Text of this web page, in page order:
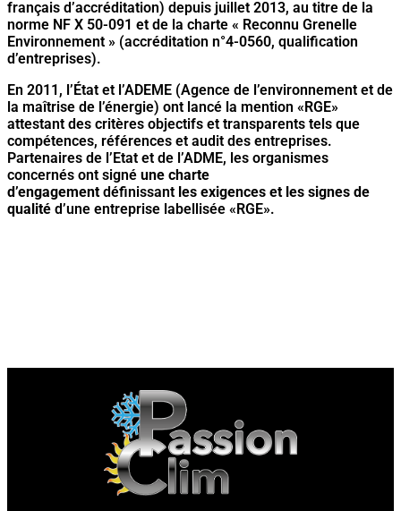
français d’accréditation) depuis juillet 2013, au titre de la
norme NF X 50-091 et de la charte « Reconnu Grenelle
Environnement » (accréditation n°4-0560, qualification
d’entreprises).
En 2011, l’État et l’ADEME (Agence de l’environnement et de
la maîtrise de l’énergie) ont lancé la mention «RGE»
attestant des critères objectifs et transparents tels que
compétences, références et audit des entreprises.
Partenaires de l’Etat et de l’ADME, les organismes
concernés ont signé une charte
d’engagement définissant les exigences et les signes de
qualité d’une entreprise labellisée «RGE».